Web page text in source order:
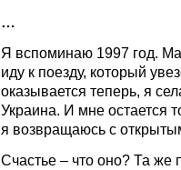
Я вспоминаю 1997 год.
иду к поезду, который
оказывается теперь, я
Украина. И мне остается
я возвращаюсь с
Счастье – что оно? Та же